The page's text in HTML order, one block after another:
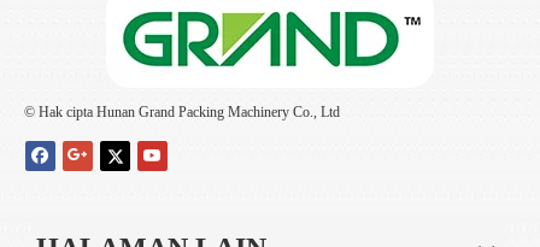
© Hak cipta Hunan Grand Packing Machinery Co., Ltd